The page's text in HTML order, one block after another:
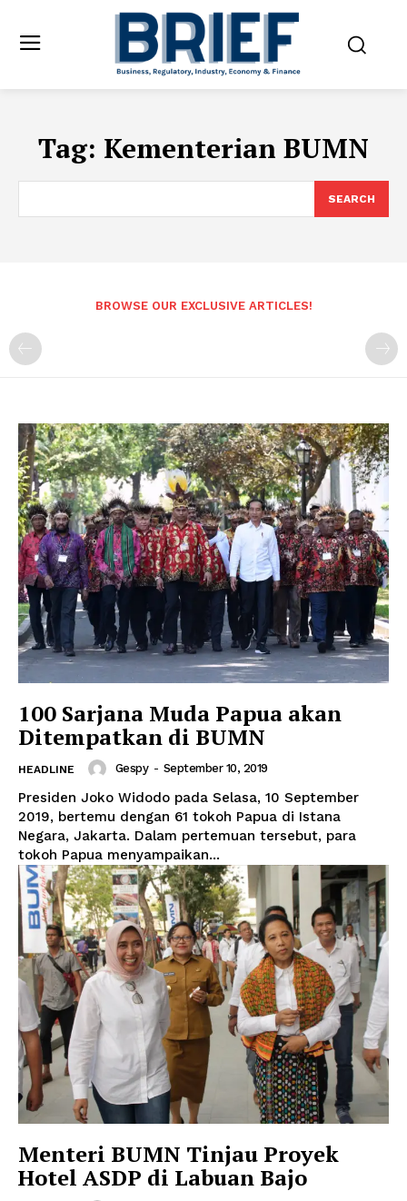
Tag: Kementerian BUMN
SEARCH
BROWSE OUR EXCLUSIVE ARTICLES!
100 Sarjana Muda Papua akan
Ditempatkan di BUMN
HEADLINE Gespy - September 10, 2019
Presiden Joko Widodo pada Selasa, 10 September
2019, bertemu dengan 61 tokoh Papua di Istana
Negara, Jakarta. Dalam pertemuan tersebut, para
tokoh Papua menyampaikan...
Menteri BUMN Tinjau Proyek
Hotel ASDP di Labuan Bajo